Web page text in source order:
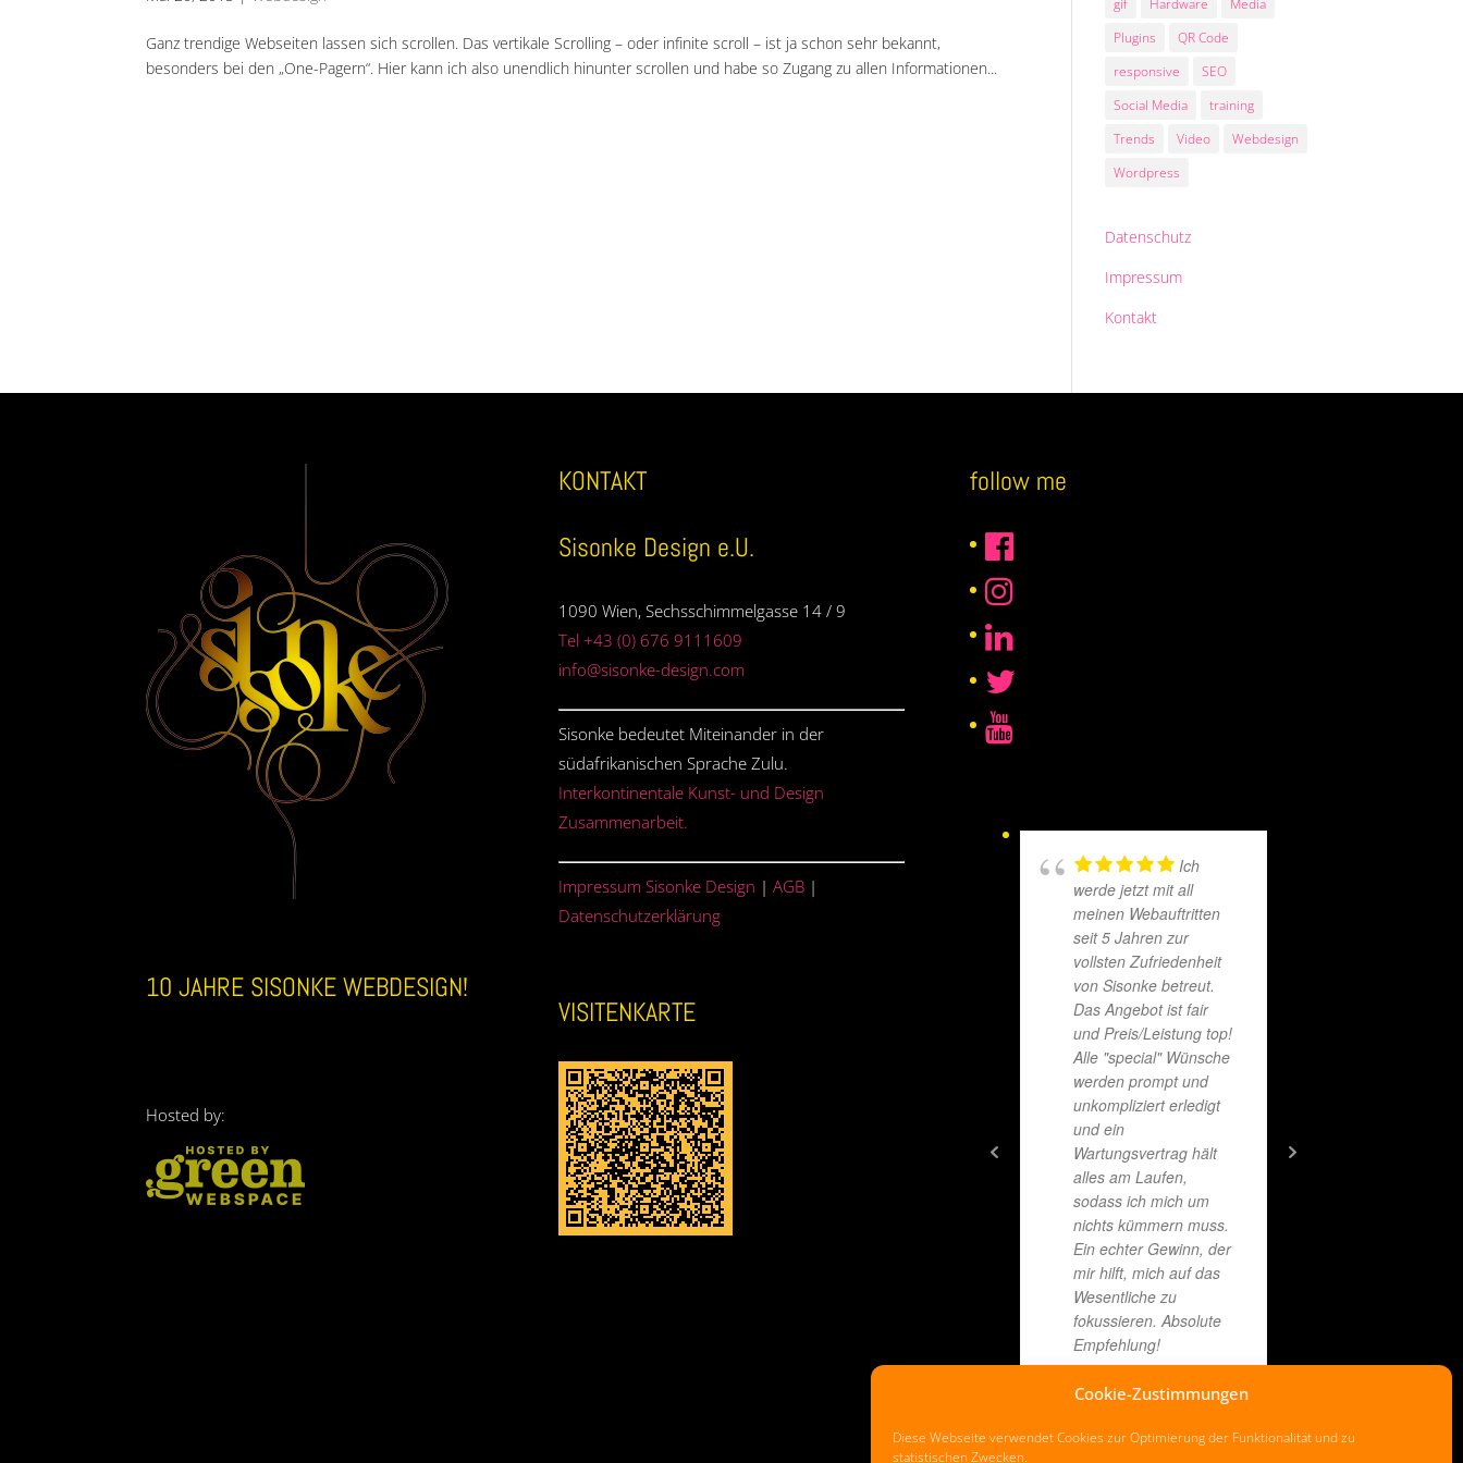
Cookie-Zustimmungen
Diese Webseite verwendet Cookies zur Optimierung der Funktionalität und zu
statistischen Zwecken.
Ganz trendige Webseiten lassen sich scrollen. Das vertikale Scrolling – oder infinite scroll – ist ja schon sehr bekannt,
besonders bei den „One-Pagern“. Hier kann ich also unendlich hinunter scrollen und habe so Zugang zu allen Informationen...
gif Hardware
Media
Plugins
QR Code
responsive
SEO
Social Media
training
Trends
Video
Webdesign
Wordpress
Datenschutz
Impressum
Kontakt
10 JAHRE SISONKE WEBDESIGN!
Hosted by:
KONTAKT
Sisonke Design e.U.
1090 Wien, Sechsschimmelgasse 14 / 9
Tel +43 (0) 676 9111609
info@sisonke-design.com
Sisonke bedeutet Miteinander in der
südafrikanischen Sprache Zulu.
Interkontinentale Kunst- und Design
Zusammenarbeit.
Impressum Sisonke Design | AGB|
Datenschutzerklärung
VISITENKARTE
follow me
Ich
werde jetzt mit all
meinen Webauftritten
seit 5 Jahren zur
vollsten Zufriedenheit
von Sisonke betreut.
Das Angebot ist fair
und Preis/Leistung top!
Alle "special" Wünsche
werden prompt und
unkompliziert erledigt
und ein
Wartungsvertrag hält
alles am Laufen,
sodass ich mich um
nichts kümmern muss.
Ein echter Gewinn, der
mir hilft, mich auf das
Wesentliche zu
fokussieren. Absolute
Empfehlung!
HEINZ PROCHAZKA